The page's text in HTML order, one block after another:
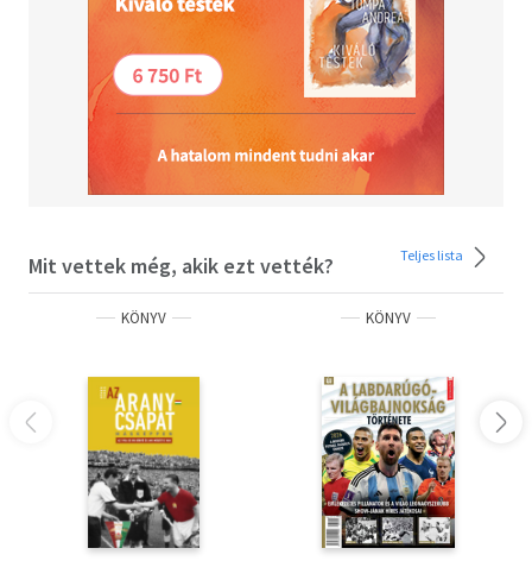
Mit vettek még, akik ezt vették? Teljes lista
KÖNYV KÖNYV